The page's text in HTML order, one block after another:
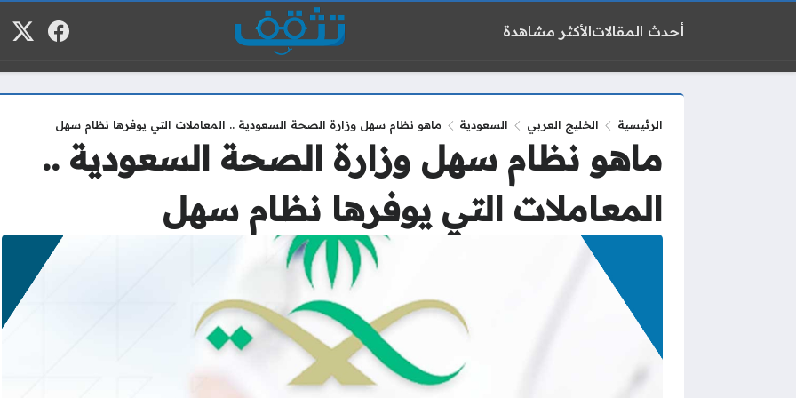
أحدث المقالاتالأكثر مشاهدة فيسبوك
الرئيسية الخليج العربي السعودية ماهو نظام سهل وزارة الصحة السعودية .. المعاملات التي يوفرها نظام سهل
ماهو نظام سهل وزارة الصحة السعودية ..
المعاملات التي يوفرها نظام سهل